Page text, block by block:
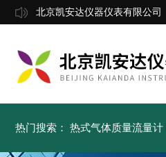
北京凯安达仪器仪表有限公司
热门搜索： 热式气体质量流量计